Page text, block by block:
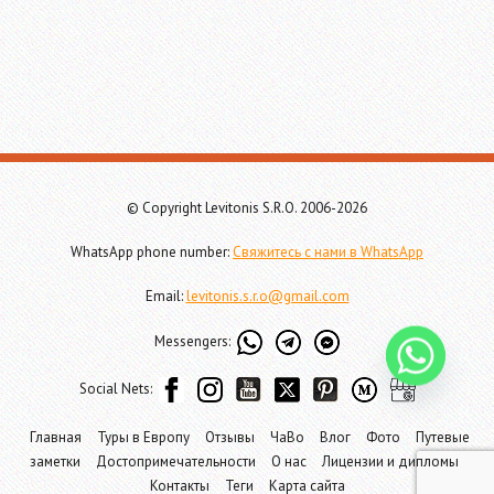
© Copyright Levitonis S.R.O. 2006-2026
WhatsApp phone number:Свяжитесь с нами в WhatsApp
Email:levitonis.s.r.o@gmail.com
Messengers:
Social Nets:
Главная Туры в Европу Отзывы ЧаВо Влог Фото
Путевые
заметки
Достопримечательности О нас
Лицензии и дипломы
Контакты
Теги Карта сайта